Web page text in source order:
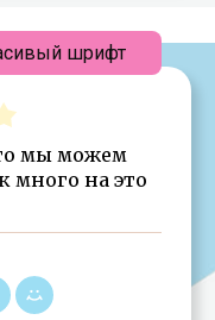
мы можем
много на это
шрифт